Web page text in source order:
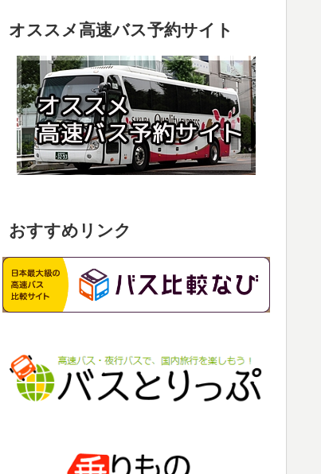
オススメ高速バス予約サイト
おすすめリンク